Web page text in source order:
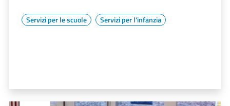
Servizi per le scuole Servizi per l'infanzia